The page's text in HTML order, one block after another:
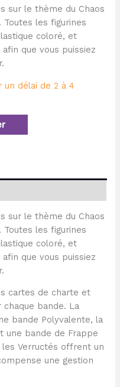
sur le thème du Chaos
Toutes les figurines
coloré, et
que vous puissiez
un délai de 2 à 4
sur le thème du Chaos
Toutes les figurines
coloré, et
que vous puissiez
cartes de charte et
bande. La
bande Polyvalente, la
une bande de Frappe
Verructés offrent un
une gestion